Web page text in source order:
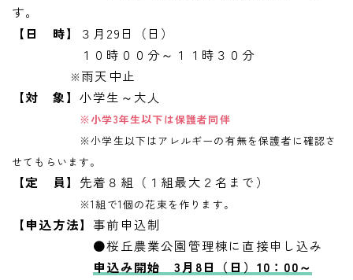
す。
【日 時】
３月29日（日）
１０時００分～１１時３０分
※ 雨天中止
【対 象】 小学生～大人
※小学3年生以下は保護者同伴
※小学生以下はアレルギーの有無を保護者に確認さ
せてもらいます。
【定 員】 先着８組（１組最大２名まで）
※1組で1個の花束を作ります。
【申込方法】事前申込制
●桜丘農業公園管理棟に直接申し込み
申込み開始 3月8日（日）10：00～